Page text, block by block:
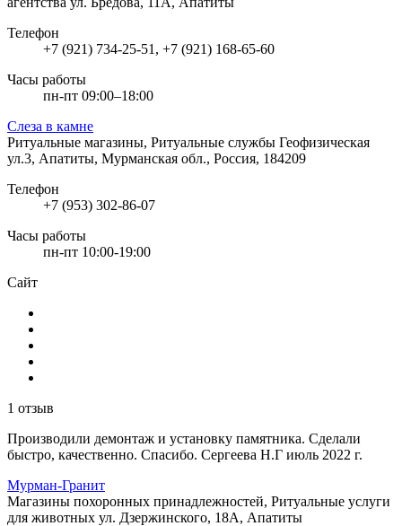
Телефон
+7 (921) 734-25-51, +7 (921) 168-65-60
Часы работы
пн-пт 09:00–18:00
Слеза в камне
Ритуальные магазины, Ритуальные службы Геофизическая
ул.3, Апатиты, Мурманская обл., Россия, 184209
Телефон
+7 (953) 302-86-07
Часы работы
пн-пт 10:00-19:00
Сайт
1 отзыв
Производили демонтаж и установку памятника. Сделали
быстро, качественно. Спасибо. Сергеева Н.Г июль 2022 г.
Мурман-Гранит
Магазины похоронных принадлежностей, Ритуальные услуги
для животных ул. Дзержинского, 18А, Апатиты